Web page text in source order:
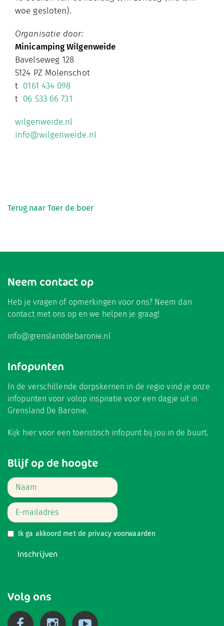
woe gesloten).
Organisatie door:
Minicamping Wilgenweide
Bavelseweg 128
5124 PZ Molenschot
t 0161 434 098
t 06 533 66 731
wilgenweide.nl
info@wilgenweide.nl
Terug naar Toer de boer
Neem contact op
Heb je vragen of opmerkingen voor ons? Neem dan
contact met ons op en we helpen je graag!
info@grenslanddebaronie.nl
Infopunten
In de verschillende dorpskernen in de regio vind je onze
infopunten voor volop inspiratie voor een dagje uit in
Grensland De Baronie.
Kijk hiervoor een toeristisch infopunt bij jou in de buurt.
Blijf op de hoogte
Ik ga akkoord met de privacy voorwaarden
Inschrijven
Volg ons